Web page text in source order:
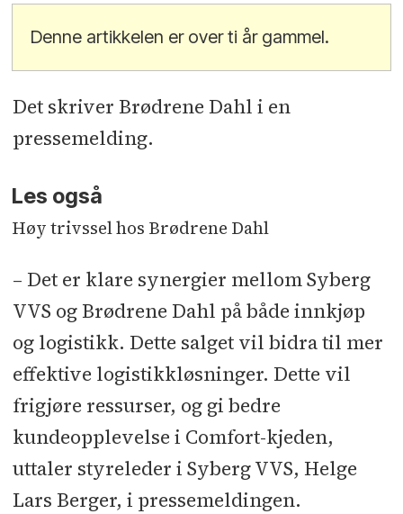
Denne artikkelen er over ti år gammel.
Det skriver Brødrene Dahl i en
pressemelding.
Les også
Høy trivssel hos Brødrene Dahl
– Det er klare synergier mellom Syberg
VVS og Brødrene Dahl på både innkjøp
og logistikk. Dette salget vil bidra til mer
effektive logistikkløsninger. Dette vil
frigjøre ressurser, og gi bedre
kundeopplevelse i Comfort-kjeden,
uttaler styreleder i Syberg VVS, Helge
Lars Berger, i pressemeldingen.